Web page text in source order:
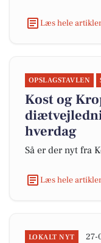
Læs hele
OPSLAGSTAVLEN
Kost og
hverdag
Så er der nyt fra
Læs hele
LOKALT NYT 27-